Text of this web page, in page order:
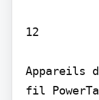
12
Appareils
fil